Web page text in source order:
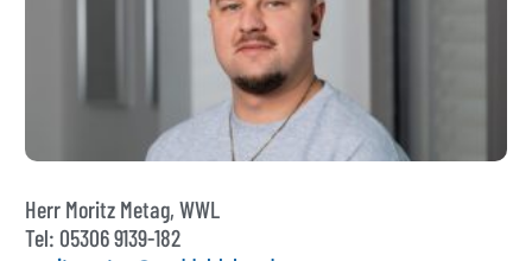
Herr Moritz Metag, WWL
Tel: 05306 9139-182